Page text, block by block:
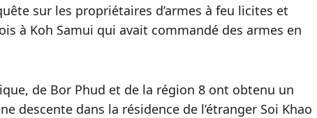
sur les propriétaires d’armes à feu licites et
à Koh Samui qui avait commandé des armes en
de Bor Phud et de la région 8 ont obtenu un
descente dans la résidence de l’étranger Soi Khao